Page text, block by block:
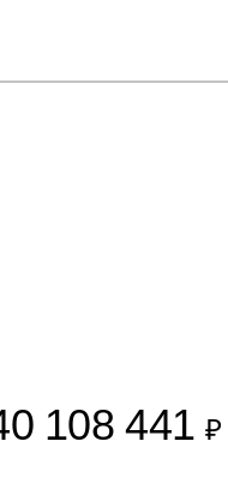
108 441₽